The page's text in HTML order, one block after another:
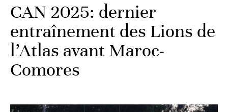
CAN 2025: dernier
entraînement des Lions de
l’Atlas avant Maroc-
Comores